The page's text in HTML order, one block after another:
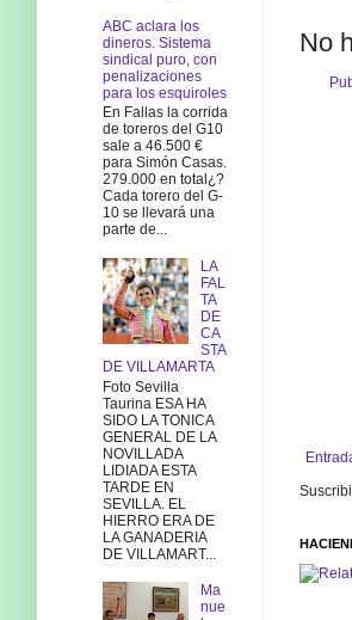
No
ABC aclara los
dineros. Sistema
sindical puro, con
penalizaciones
para los esquiroles
En Fallas la corrida
de toreros del G10
sale a 46.500 €
para Simón Casas.
279.000 en total¿?
Cada torero del G-
10 se llevará una
parte de...
LA
FAL
TA
DE
CA
STA
DE VILLAMARTA
Foto Sevilla
Taurina ESA HA
SIDO LA TONICA
GENERAL DE LA
NOVILLADA
LIDIADA ESTA
TARDE EN
SEVILLA. EL
HIERRO ERA DE
LA GANADERIA
DE VILLAMART...
Ma
nue